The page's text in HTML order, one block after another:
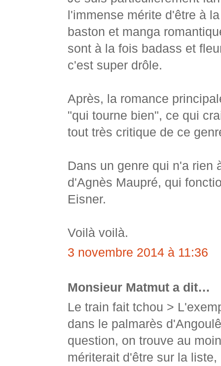
l'immense mérite d'être à
baston et manga
sont à la fois badass et
c'est super drôle.
Après, la romance
"qui tourne bien", ce qui
tout très critique de ce
Dans un genre qui n'a rien
d'Agnès Maupré, qui
Eisner.
Voilà voilà.
3 novembre 2014 à 11:36
Monsieur Matmut a dit…
Le train fait tchou >
dans le palmarès
question, on trouve au
mériterait d'être sur la